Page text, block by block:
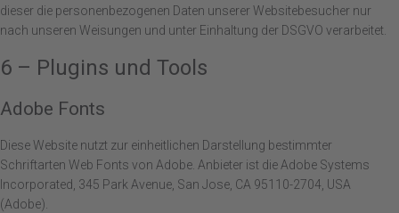
dieser die personenbezogenen Daten unserer Websitebesucher nur
nach unseren Weisungen und unter Einhaltung der DSGVO verarbeitet.
6 – Plugins und Tools
Adobe Fonts
Diese Website nutzt zur einheitlichen Darstellung bestimmter
Schriftarten Web Fonts von Adobe. Anbieter ist die Adobe Systems
Incorporated, 345 Park Avenue, San Jose, CA 95110-2704, USA
(Adobe).